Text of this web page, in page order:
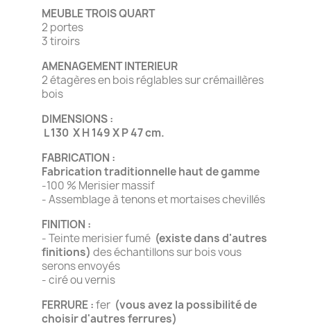
MEUBLE TROIS QUART
2 portes
3 tiroirs
AMENAGEMENT INTERIEUR
2 étagères en bois réglables sur crémaillères
bois
DIMENSIONS :
L 130 X H 149 X P 47 cm.
FABRICATION :
Fabrication traditionnelle haut de gamme
-100 % Merisier massif
- Assemblage à tenons et mortaises chevillés
FINITION :
- Teinte merisier fumé (existe dans d'autres
finitions) des échantillons sur bois vous
serons envoyés
- ciré ou vernis
FERRURE :fer (vous avez la possibilité de
choisir d'autres ferrures)